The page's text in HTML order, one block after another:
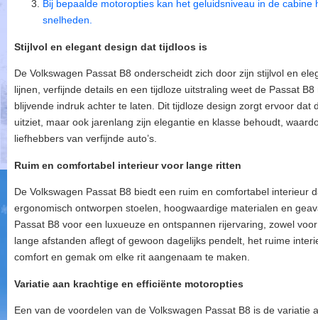
Bij bepaalde motoropties kan het geluidsniveau in de
snelheden.
Stijlvol en elegant design dat tijdloos is
De Volkswagen Passat B8 onderscheidt zich door zijn stijlvol en
lijnen, verfijnde details en een tijdloze uitstraling weet de Passat
blijvende indruk achter te laten. Dit tijdloze design zorgt ervoor dat
uitziet, maar ook jarenlang zijn elegantie en klasse behoudt,
liefhebbers van verfijnde auto’s.
Ruim en comfortabel interieur voor lange ritten
De Volkswagen Passat B8 biedt een ruim en comfortabel interieur
ergonomisch ontworpen stoelen, hoogwaardige materialen en
Passat B8 voor een luxueuze en ontspannen rijervaring, zowel
lange afstanden aflegt of gewoon dagelijks pendelt, het ruime
comfort en gemak om elke rit aangenaam te maken.
Variatie aan krachtige en efficiënte motoropties
Een van de voordelen van de Volkswagen Passat B8 is de variatie